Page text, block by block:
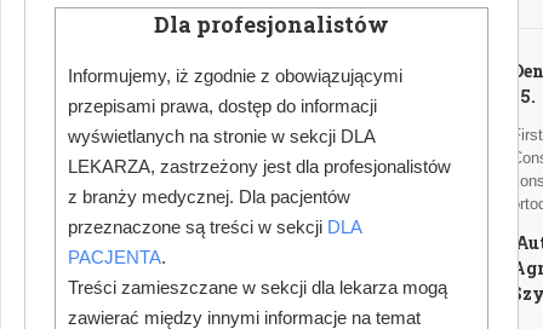
15.
Dla profesjonalistów
Informujemy, iż zgodnie z obowiązującymi
przepisami prawa, dostęp do informacji
wyświetlanych na stronie w sekcji DLA
LEKARZA, zastrzeżony jest dla profesjonalistów
z branży medycznej. Dla pacjentów
przeznaczone są treści w sekcji DLA
PACJENTA.
Treści zamieszczane w sekcji dla lekarza mogą
zawierać między innymi informacje na temat